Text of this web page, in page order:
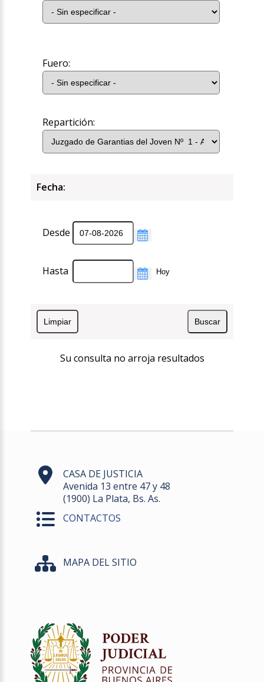
Fuero:
Repartición:
Fecha:
Desde
Hasta
Su consulta no arroja resultados
CASA DE JUSTICIA
Avenida 13 entre 47 y 48
(1900) La Plata, Bs. As.
CONTACTOS
MAPA DEL SITIO